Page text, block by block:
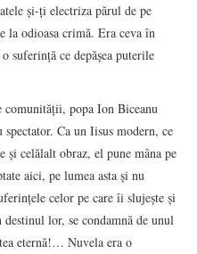
şi-ţi electriza părul de pe
la odioasa crimă. Era ceva în
suferinţă ce depăşea puterile
comunităţii, popa Ion Biceanu
spectator. Ca un Iisus modern, ce
şi celălalt obraz, el pune mâna pe
aici, pe lumea asta şi nu
celor pe care îi slujeşte şi
lor, se condamnă de unul
eternă!… Nuvela era o